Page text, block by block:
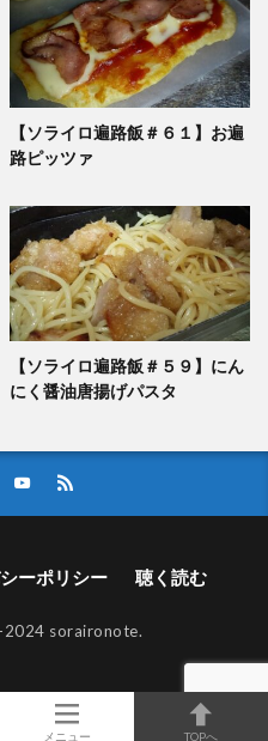
【ソライロ遍路飯＃６１】お遍
路ピッツァ
【ソライロ遍路飯＃５９】にん
にく醤油唐揚げパスタ
ーポリシー 聴く読む
soraironote.
メニュー TOPへ